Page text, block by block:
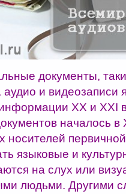
документы,
и видеозаписи
ХХ и ХХI
началось
носителей
языковые и
на слух или
людьми. Другими